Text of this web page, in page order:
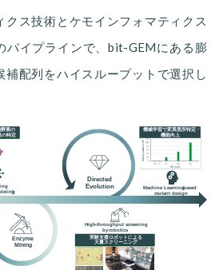
クス技術とケモインフォマティクス
パイプラインで、bit-GEMにある膨
補配列をハイスループットで選択し